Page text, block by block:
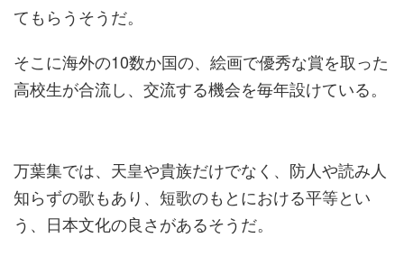
てもらうそうだ。
そこに海外の10数か国の、絵画で優秀な賞を取った
高校生が合流し、交流する機会を毎年設けている。
万葉集では、天皇や貴族だけでなく、防人や読み人
知らずの歌もあり、短歌のもとにおける平等とい
う、日本文化の良さがあるそうだ。